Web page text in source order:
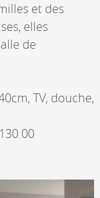
et des
elles
de
TV, douche,